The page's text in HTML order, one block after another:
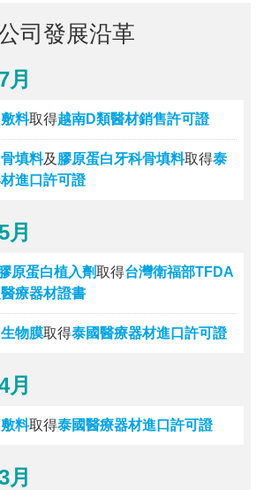
司發展沿革
月
料取得越南D類醫材銷售許可證
填料及 膠原蛋白牙科骨填料取得泰
進口許可證
月
原蛋白植入劑取得台灣衛福部TFDA
療器材證書
物膜取得泰國醫療器材進口許可證
月
料取得泰國醫療器材進口許可證
月